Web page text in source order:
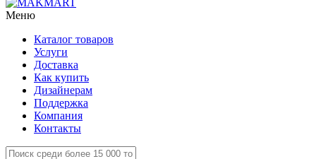
Меню
Каталог товаров
Услуги
Доставка
Как купить
Дизайнерам
Поддержка
Компания
Контакты